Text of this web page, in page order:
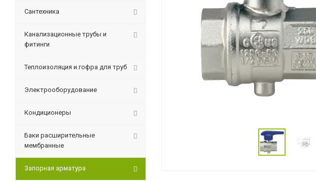
Сантехника
Канализационные трубы и
фитинги
Теплоизоляция и гофра для труб
Электрооборудование
Кондиционеры
Баки расширительные
мембранные
Запорная арматура